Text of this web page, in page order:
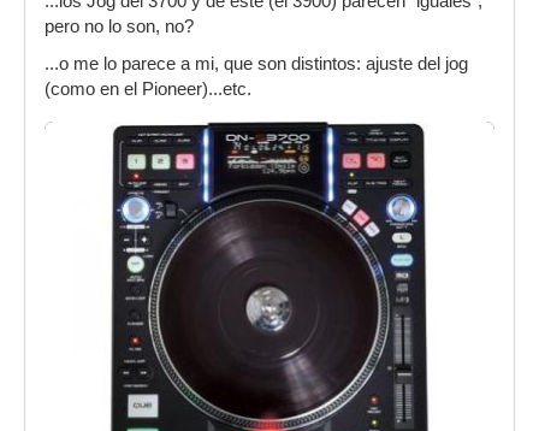
pero no lo son, no?
...o me lo parece a mi, que son distintos: ajuste del jog
(como en el Pioneer)...etc.